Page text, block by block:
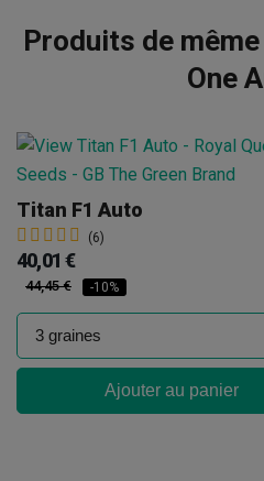
Produits de
One
Titan F1 Auto
(6)
40,01 €
44,45 € -10%
Ajouter au panier